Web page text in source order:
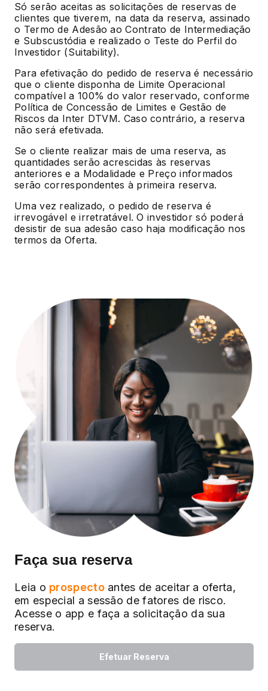
Só serão aceitas as solicitações de reservas de
clientes que tiverem, na data da reserva, assinado
o Termo de Adesão ao Contrato de Intermediação
e Subscustódia e realizado o Teste do Perfil do
Investidor (Suitability).
Para efetivação do pedido de reserva é necessário
que o cliente disponha de Limite Operacional
compatível a 100% do valor reservado, conforme
Política de Concessão de Limites e Gestão de
Riscos da Inter DTVM. Caso contrário, a reserva
não será efetivada.
Se o cliente realizar mais de uma reserva, as
quantidades serão acrescidas às reservas
anteriores e a Modalidade e Preço informados
serão correspondentes à primeira reserva.
Uma vez realizado, o pedido de reserva é
irrevogável e irretratável. O investidor só poderá
desistir de sua adesão caso haja modificação nos
termos da Oferta.
Faça sua reserva
Leia o prospecto antes de aceitar a oferta,
em especial a sessão de fatores de risco.
Acesse o app e faça a solicitação da sua
reserva.
Efetuar Reserva